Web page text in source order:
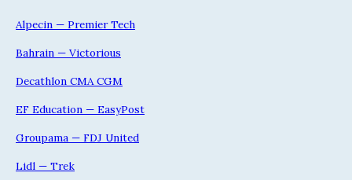
Alpecin — Premier Tech
Bahrain — Victorious
Decathlon CMA CGM
EF Education — EasyPost
Groupama — FDJ United
Lidl — Trek